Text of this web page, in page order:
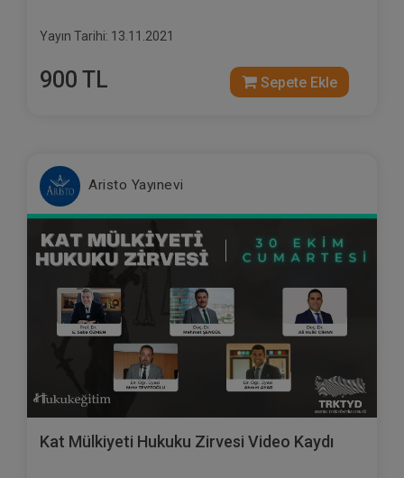
Yayın Tarihi: 13.11.2021
900 TL Sepete Ekle
Aristo Yayınevi
Kat Mülkiyeti Hukuku Zirvesi Video Kaydı